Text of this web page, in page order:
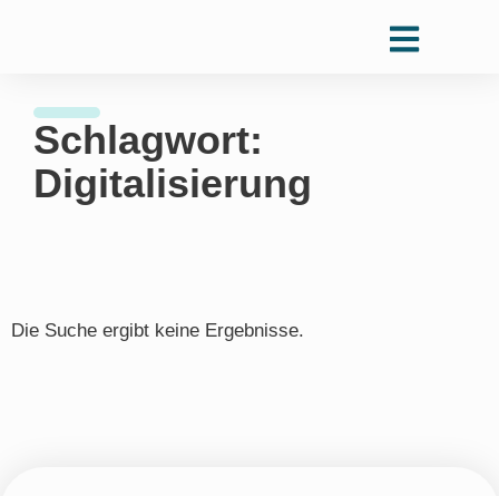
Schlagwort:
Digitalisierung
Die Suche ergibt keine Ergebnisse.